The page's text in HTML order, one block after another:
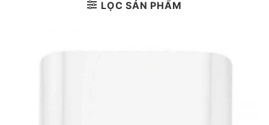
LỌC SẢN PHẨM